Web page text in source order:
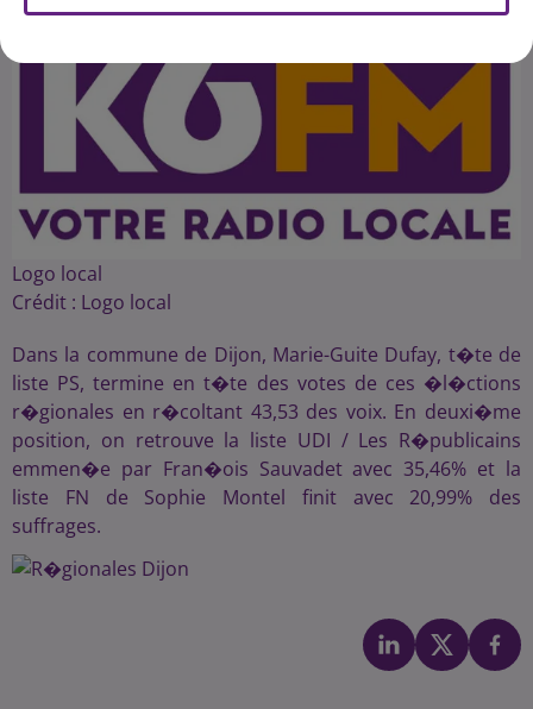
Logo local
Crédit : Logo local
Dans la commune de Dijon, Marie-Guite Dufay, t�te de
liste PS, termine en t�te des votes de ces �l�ctions
r�gionales en r�coltant 43,53 des voix. En deuxi�me
position, on retrouve la liste UDI / Les R�publicains
emmen�e par Fran�ois Sauvadet avec 35,46% et la
liste FN de Sophie Montel finit avec 20,99% des
suffrages.